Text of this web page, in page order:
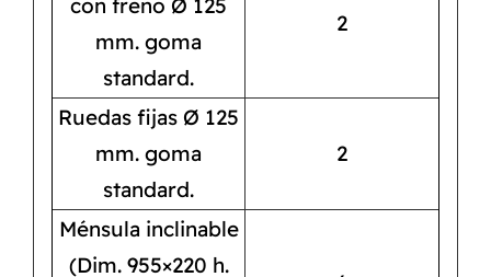
con freno Ø 125
mm. goma
standard.
2
Ruedas fijas Ø 125
mm. goma
standard.
2
Ménsula inclinable
(Dim. 955×220 h.